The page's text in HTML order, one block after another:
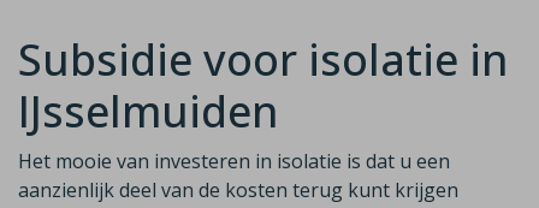
Subsidie voor isolatie in
IJsselmuiden
Het mooie van investeren in isolatie is dat u een
aanzienlijk deel van de kosten terug kunt krijgen